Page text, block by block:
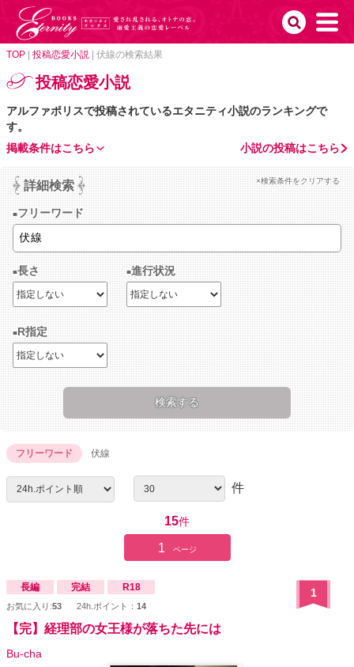
TOP 投稿恋愛小説 伏線の検索結果
投稿恋愛小説
アルファポリスで投稿されているエタニティ小説のランキングで
す。
小説の投稿はこちら
掲載条件はこちら
詳細検索 ×検索条件をクリアする
フリーワード
長さ 進行状況
R指定
フリーワード 伏線
件
15件
1 ページ
長編 完結 R18
お気に入り:53 24h.ポイント： 14
1
【完】経理部の女王様が落ちた先には
Bu-cha